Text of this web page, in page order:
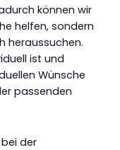
können wir
helfen, sondern
heraussuchen.
ist und
Wünsche
passenden
der